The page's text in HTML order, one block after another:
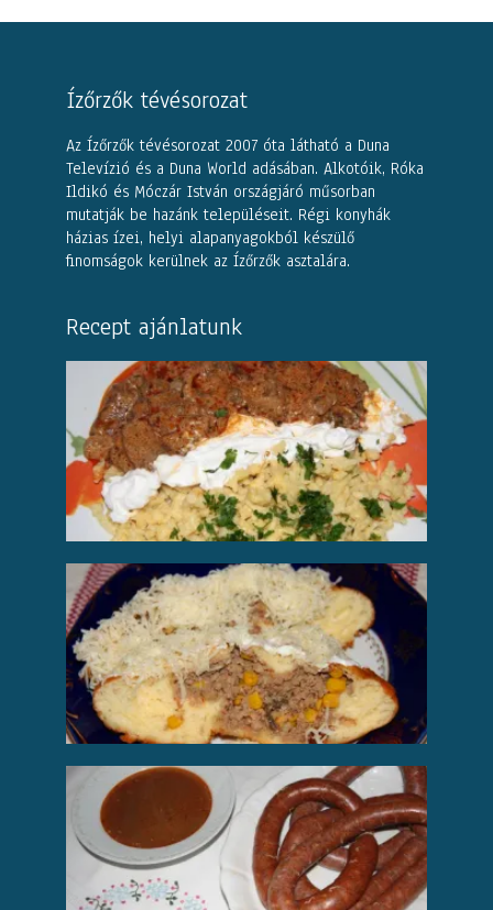
Ízőrzők tévésorozat
Az Ízőrzők tévésorozat 2007 óta látható a Duna
Televízió és a Duna World adásában. Alkotóik, Róka
Ildikó és Móczár István országjáró műsorban
mutatják be hazánk településeit. Régi konyhák
házias ízei, helyi alapanyagokból készülő
finomságok kerülnek az Ízőrzők asztalára.
Recept ajánlatunk